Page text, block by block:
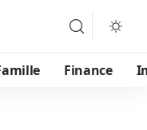
Finance